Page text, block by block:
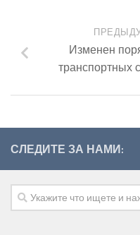
Изменен
транспортных
СЛЕДИТЕ ЗА НАМИ: